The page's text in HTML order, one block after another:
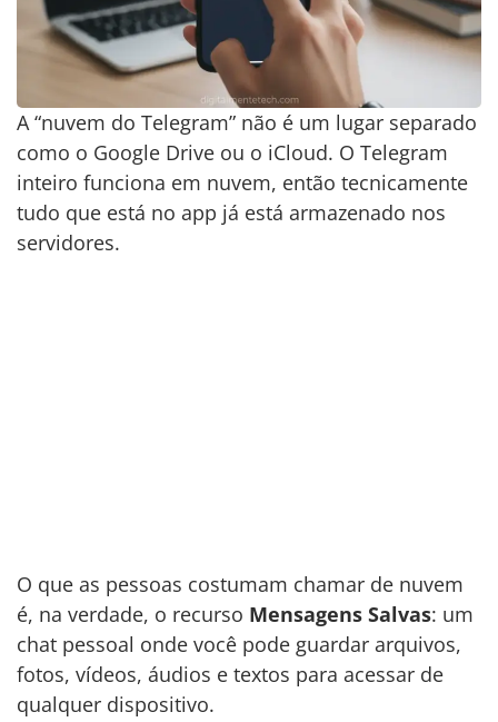
A “nuvem do Telegram” não é um lugar separado
como o Google Drive ou o iCloud. O Telegram
inteiro funciona em nuvem, então tecnicamente
tudo que está no app já está armazenado nos
servidores.
O que as pessoas costumam chamar de nuvem
é, na verdade, o recurso Mensagens Salvas: um
chat pessoal onde você pode guardar arquivos,
fotos, vídeos, áudios e textos para acessar de
qualquer dispositivo.